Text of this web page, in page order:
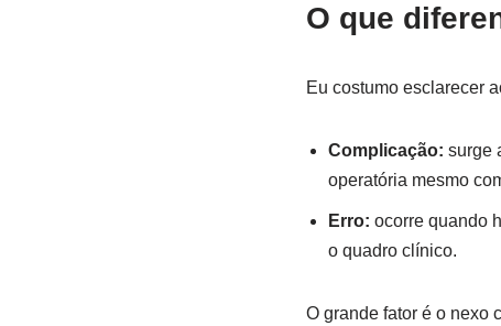
O que
Eu costumo esclarecer
Complicação: surge
operatória mesmo
Erro: ocorre quando
o quadro clínico.
O grande fator é o nexo